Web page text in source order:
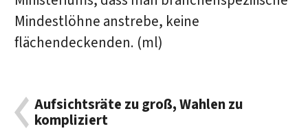
Mindestlöhne anstrebe, keine
flächendeckenden. (ml)
Aufsichtsräte zu groß, Wahlen zu
kompliziert